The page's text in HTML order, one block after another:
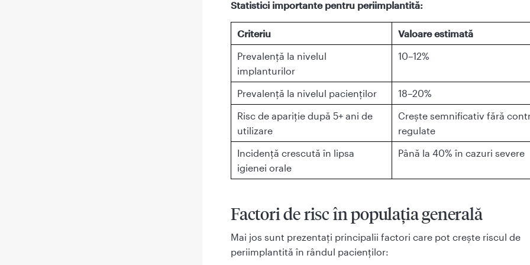
Statistici importante pentru periimplantită:
Criteriu
Valoare estimată
Prevalență la nivelul
implanturilor
10–12%
Prevalență la nivelul pacienților
18–20%
Risc de apariție după 5+ ani de
utilizare
Crește semnificativ fără
regulate
Incidență crescută în lipsa
igienei orale
Până la 40% în cazuri severe
Factori de risc în populația generală
Mai jos sunt prezentați principalii factori care pot crește riscul de
periimplantită în rândul pacienților: